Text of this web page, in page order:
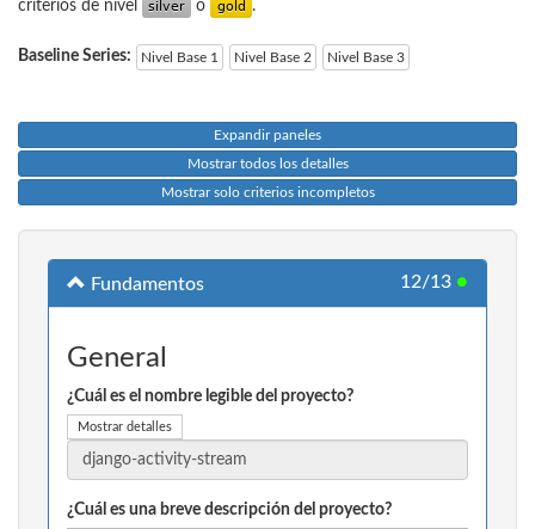
criterios de nivel
o .
Baseline Series: Nivel Base 1 Nivel Base 2 Nivel Base 3
Expandir paneles
Mostrar todos los detalles
Mostrar solo criterios incompletos
Fundamentos 12/13 ●
General
¿Cuál es el nombre legible del proyecto?
Mostrar detalles
¿Cuál es una breve descripción del proyecto?